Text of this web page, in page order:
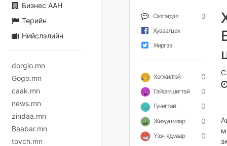
Бизнес ААН
Төрийн
Нийслэлийн
dorgio.mn
Gogo.mn
caak.mn
news.mn
zindaa.mn
Baabar.mn
tovch.mn
Сэтгэгдэл 3
Хуваалцах
Жиргээ
Хөгжилтэй 0
Гайхамшигтай 0
Гунигтай 0
Жихүүцмээр 0
Үзэн ядмаар 0